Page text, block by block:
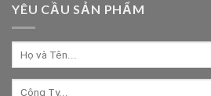
YÊU CẦU SẢN PHẨM